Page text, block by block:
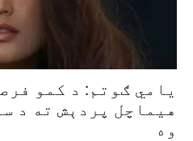
یامي ګوتم: د کمو
هیماچل پردېش ته د
وه